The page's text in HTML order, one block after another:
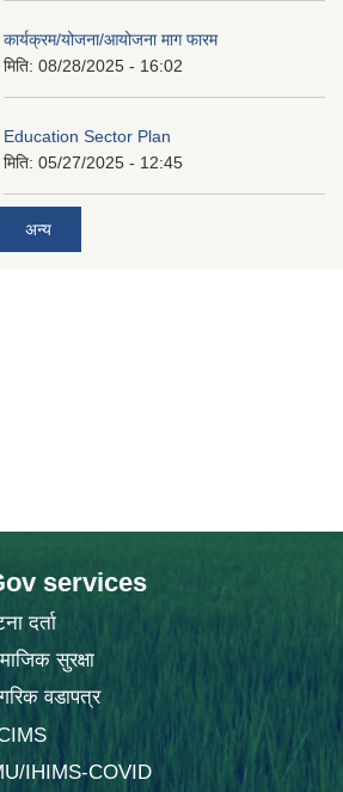
कार्यक्रम/योजना/आयोजना माग फारम
मिति: 08/28/2025 - 16:02
Education Sector Plan
मिति: 05/27/2025 - 12:45
अन्य
services
दर्ता
सुरक्षा
वडापत्र
IHIMS-COVID